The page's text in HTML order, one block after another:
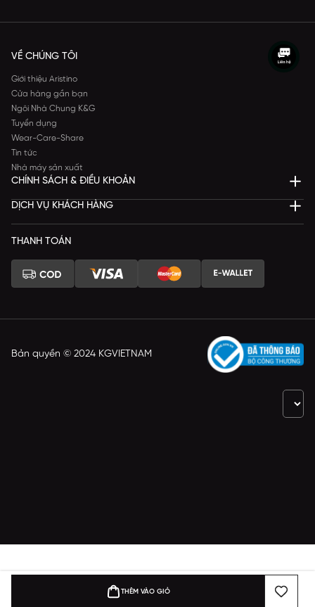
THÊM VÀO GIỎ
VỀ CHÚNG TÔI
Giới thiệu Aristino
Cửa hàng gần bạn
Ngôi Nhà Chung K&G
Tuyển dụng
Wear-Care-Share
Tin tức
Nhà máy sản xuất
CHÍNH SÁCH & ĐIỀU KHOẢN
DỊCH VỤ KHÁCH HÀNG
THANH TOÁN
Bản quyền © 2024 KGVIETNAM